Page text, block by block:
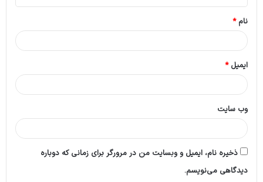
*
نام*
ایمیل*
وب‌ سایت
ذخیره نام، ایمیل و وبسایت من در مرورگر برای زمانی که دوباره
دیدگاهی می‌نویسم.